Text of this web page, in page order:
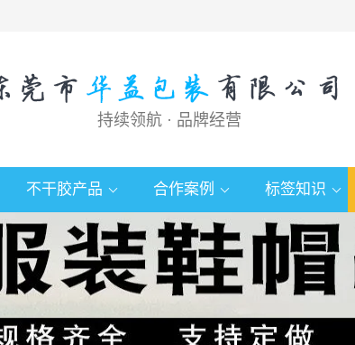
持续领航 · 品牌经营
不干胶产品 合作案例 标签知识